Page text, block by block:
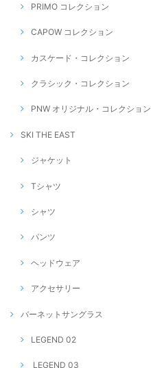
PRIMO コレクション
CAPOW コレクション
カスケード・コレクション
クラシック・コレクション
PNW オリジナル・コレクション
SKI THE EAST
ジャケット
Tシャツ
シャツ
パンツ
ヘッドウェア
アクセサリー
バーネットサングラス
LEGEND 02
LEGEND 03